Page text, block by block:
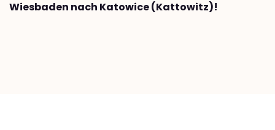
Wiesbaden nach Katowice (Kattowitz)!